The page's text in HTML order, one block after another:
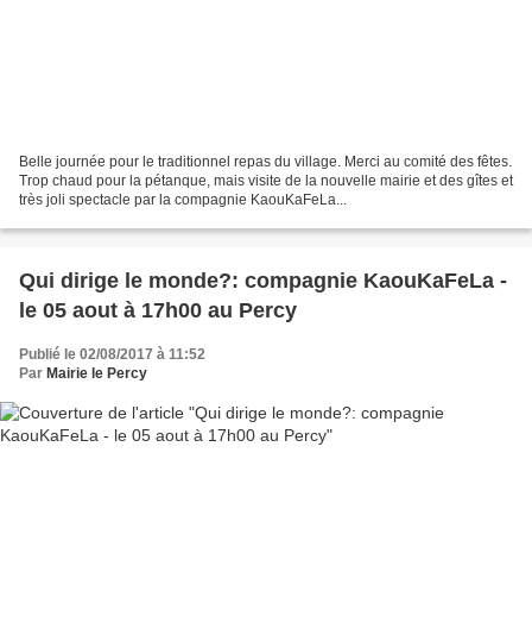
Belle journée pour le traditionnel repas du village. Merci au comité des fêtes.
Trop chaud pour la pétanque, mais visite de la nouvelle mairie et des gîtes et
très joli spectacle par la compagnie KaouKaFeLa...
Qui dirige le monde?: compagnie KaouKaFeLa -
le 05 aout à 17h00 au Percy
Publié le 02/08/2017 à 11:52
Par Mairie le Percy